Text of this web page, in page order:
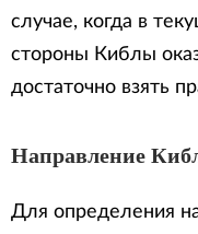
случае, когда в
стороны Киблы
достаточно взять
Направление
Для определения